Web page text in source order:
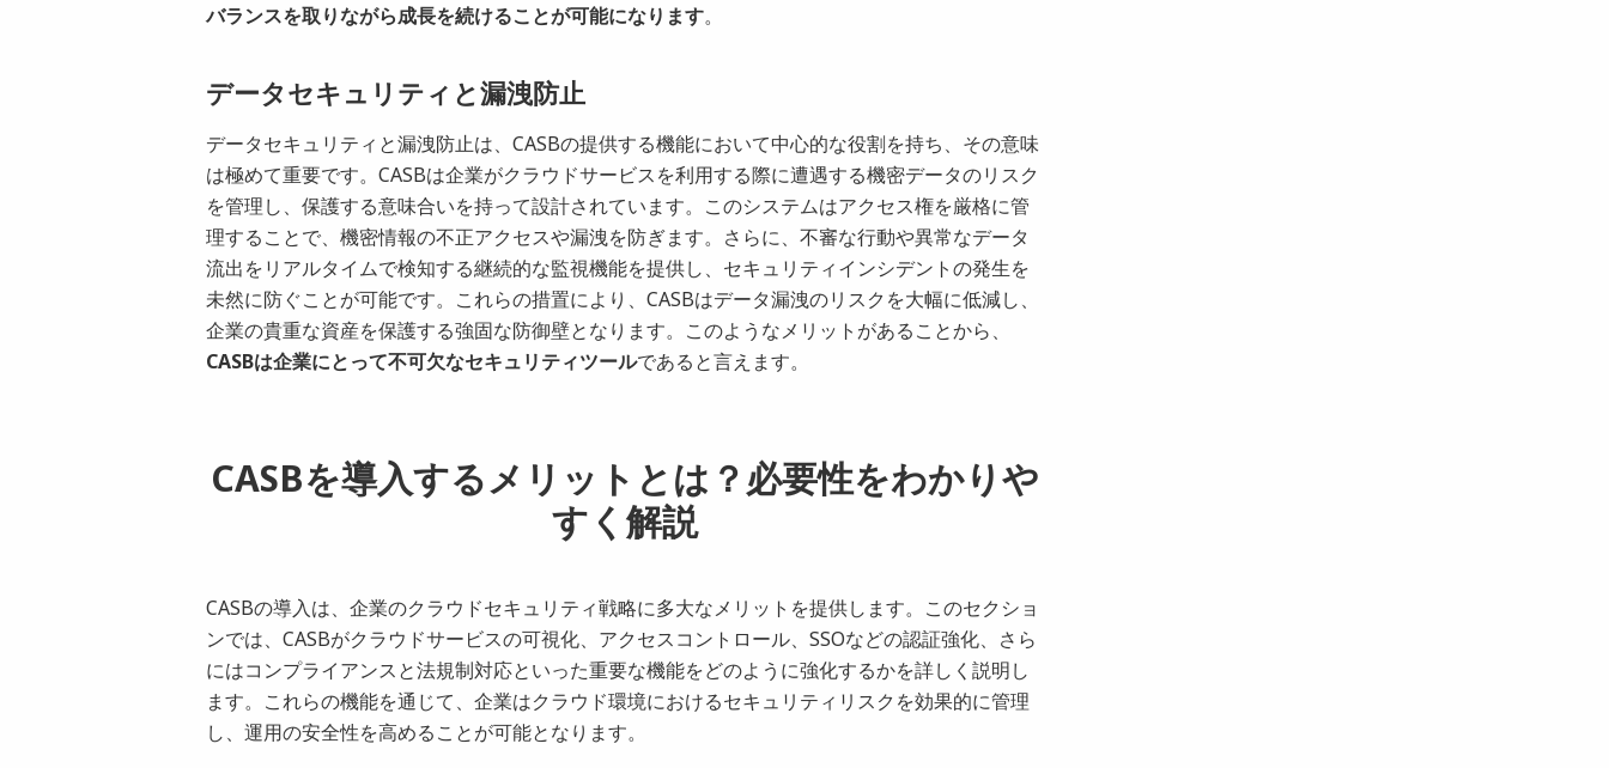
バランスを取りながら成長を続けることが可能になります。
データセキュリティと漏洩防止
データセキュリティと漏洩防止は、CASBの提供する機能において中心的な役割を持ち、その意味
は極めて重要です。CASBは企業がクラウドサービスを利用する際に遭遇する機密データのリスク
を管理し、保護する意味合いを持って設計されています。このシステムはアクセス権を厳格に管
理することで、機密情報の不正アクセスや漏洩を防ぎます。さらに、不審な行動や異常なデータ
流出をリアルタイムで検知する継続的な監視機能を提供し、セキュリティインシデントの発生を
未然に防ぐことが可能です。これらの措置により、CASBはデータ漏洩のリスクを大幅に低減し、
企業の貴重な資産を保護する強固な防御壁となります。このようなメリットがあることから、
CASBは企業にとって不可欠なセキュリティツールであると言えます。
CASBを導入するメリットとは？必要性をわかりや
すく解説
CASBの導入は、企業のクラウドセキュリティ戦略に多大なメリットを提供します。このセクショ
ンでは、CASBがクラウドサービスの可視化、アクセスコントロール、SSOなどの認証強化、さら
にはコンプライアンスと法規制対応といった重要な機能をどのように強化するかを詳しく説明し
ます。これらの機能を通じて、企業はクラウド環境におけるセキュリティリスクを効果的に管理
し、運用の安全性を高めることが可能となります。